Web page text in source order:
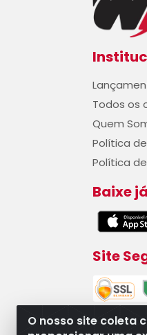
O nosso site coleta
Todos os
Quem
Política
Política
Baixe
Site